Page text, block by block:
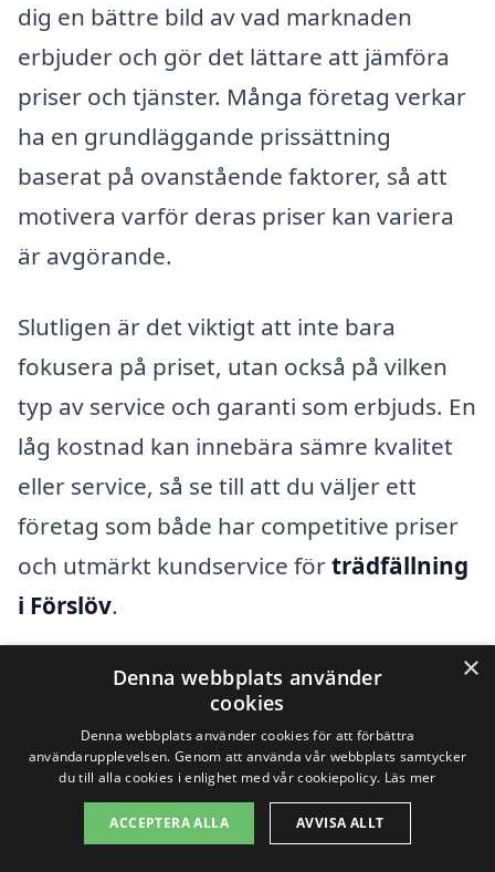
dig en bättre bild av vad marknaden
erbjuder och gör det lättare att jämföra
priser och tjänster. Många företag verkar
ha en grundläggande prissättning
baserat på ovanstående faktorer, så att
motivera varför deras priser kan variera
är avgörande.
Slutligen är det viktigt att inte bara
fokusera på priset, utan också på vilken
typ av service och garanti som erbjuds. En
låg kostnad kan innebära sämre kvalitet
eller service, så se till att du väljer ett
företag som både har competitive priser
och utmärkt kundservice förträdfällning
i Förslöv.
Få 3 erbjudanden, gratis och utan
förpliktelser
Sök efter en
×
Denna webbplats använder
cookies
Denna webbplats använder cookies för att förbättra
användarupplevelsen. Genom att använda vår webbplats samtycker
du till alla cookies i enlighet med vår cookiepolicy. Läs mer
ACCEPTERA ALLA AVVISA ALLT